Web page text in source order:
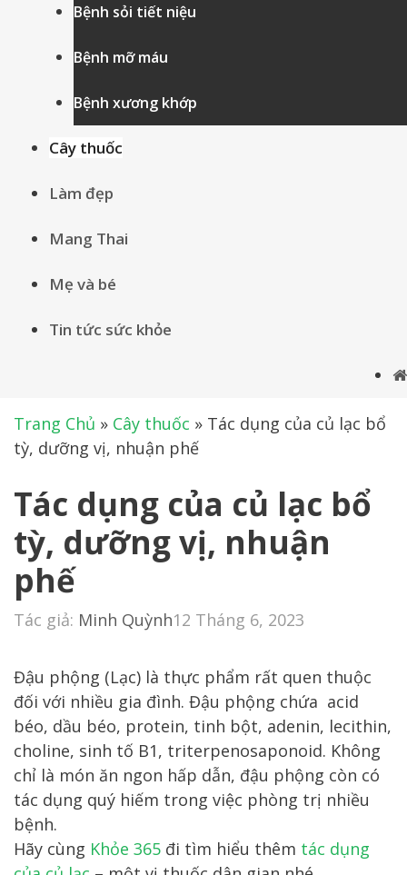
Bệnh sỏi tiết niệu
Bệnh mỡ máu
Bệnh xương khớp
Cây thuốc
Làm đẹp
Mang Thai
Mẹ và bé
Tin tức sức khỏe
Trang Chủ » Cây thuốc » Tác dụng của củ lạc bổ
tỳ, dưỡng vị, nhuận phế
Tác dụng của củ lạc bổ
tỳ, dưỡng vị, nhuận
phế
Tác giả: Minh Quỳnh12 Tháng 6, 2023
Đậu phộng (Lạc) là thực phẩm rất quen thuộc
đối với nhiều gia đình. Đậu phộng chứa acid
béo, dầu béo, protein, tinh bột, adenin, lecithin,
choline, sinh tố B1, triterpenosaponoid. Không
chỉ là món ăn ngon hấp dẫn, đậu phộng còn có
tác dụng quý hiếm trong việc phòng trị nhiều
bệnh.
Hãy cùng Khỏe 365 đi tìm hiểu thêm tác dụng